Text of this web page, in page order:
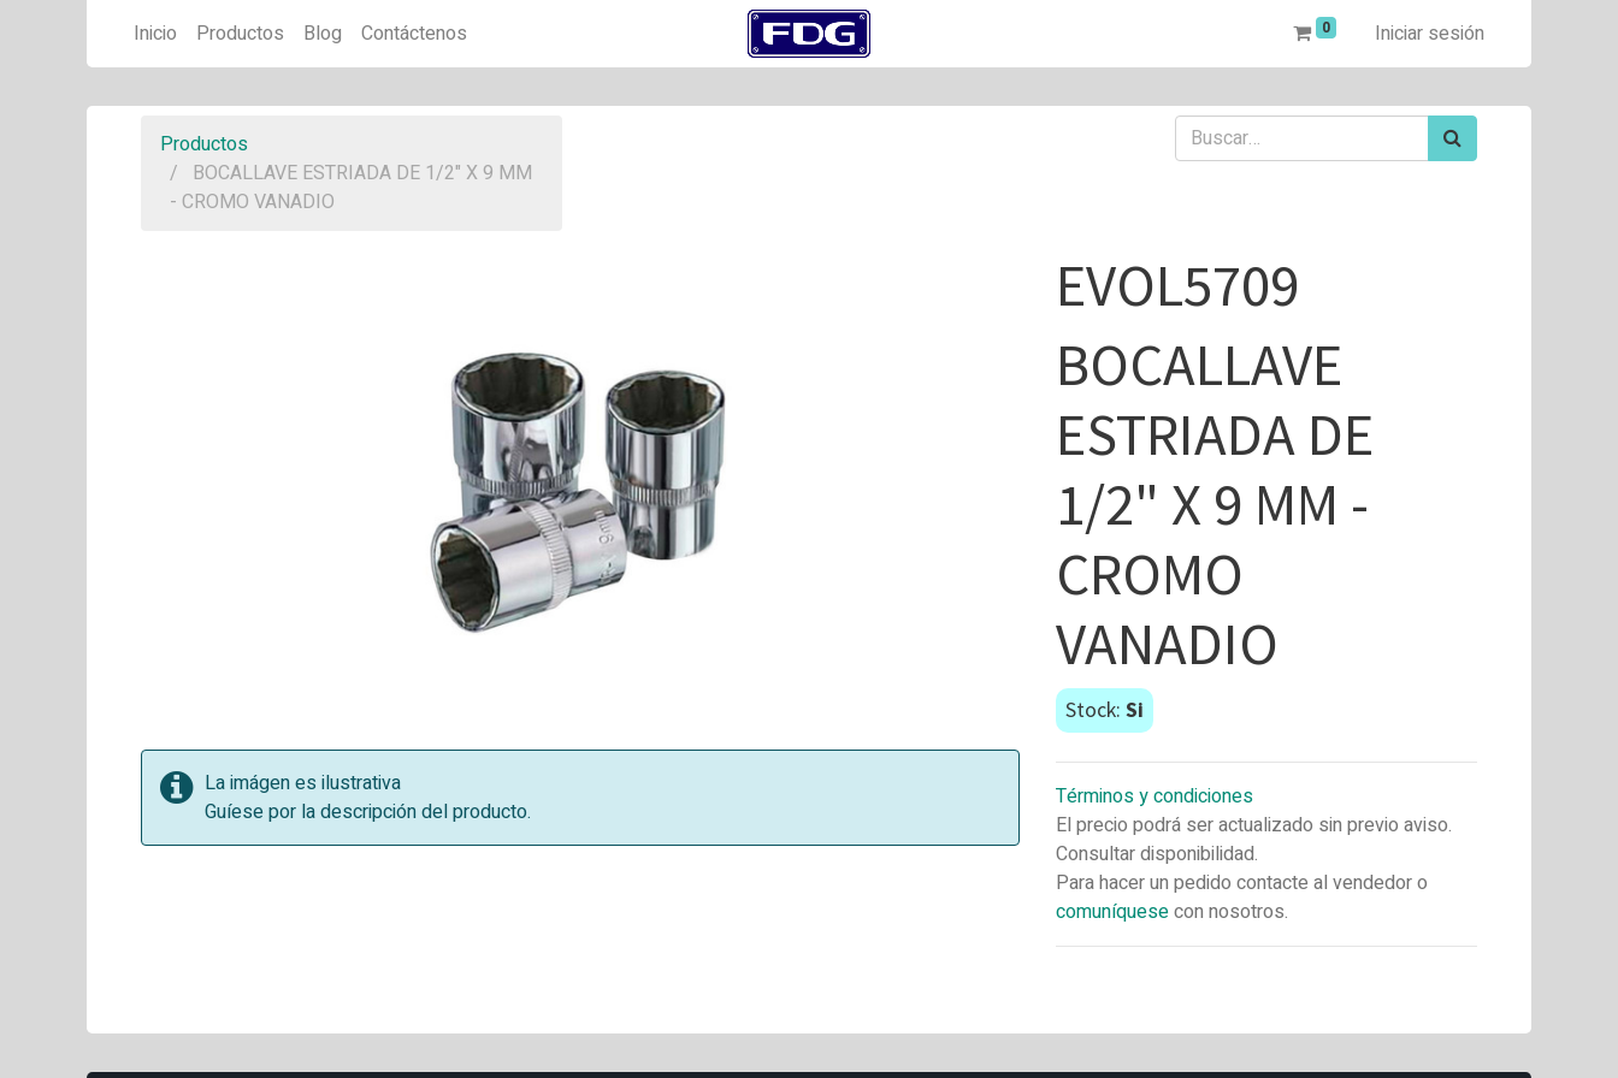
Inicio Productos Blog Contáctenos 0 Iniciar sesión
Productos
BOCALLAVE ESTRIADA DE 1/2" X 9 MM
- CROMO VANADIO
La imágen es ilustrativa
Guíese por la descripción del producto.
EVOL5709
BOCALLAVE
ESTRIADA DE
1/2" X 9 MM -
CROMO
VANADIO
Stock: Si
Términos y condiciones
El precio podrá ser actualizado sin previo aviso.
Consultar disponibilidad.
Para hacer un pedido contacte al vendedor o
comuníquesecon nosotros.